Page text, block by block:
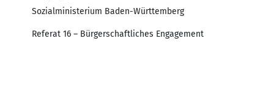
Sozialministerium Baden-Württemberg
Referat 16 – Bürgerschaftliches Engagement